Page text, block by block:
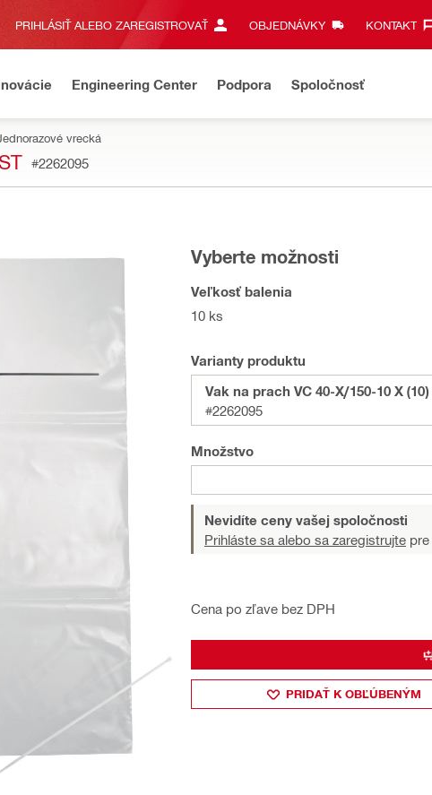
PRIHLÁSIŤ ALEBO ZAREGISTROVAŤ OBJEDNÁVKY KONTAKT‎
Engineering Center Podpora Spoločnosť
vrecká
#2262095
Vyberte možnosti
Veľkosť balenia
10 ks
Varianty produktu
Vak na prach VC 40-X/150-10 X
#2262095
Množstvo
Nevidíte ceny vašej spoločnosti
Prihláste sa alebo sa zaregistrujte
Cena po zľave bez DPH
PRIDAŤ K OBĽÚBENÝM